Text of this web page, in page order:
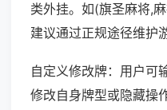
类外挂。如(旗圣麻将,
建议通过正规途径维护
自定义修改牌：用户可
修改自身牌型或隐藏操